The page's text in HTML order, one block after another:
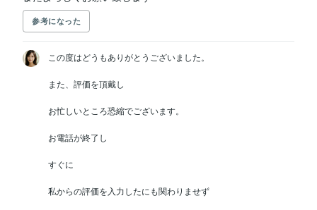
参考になった
この度はどうもありがとうございました。
また、評価を頂戴し
お忙しいところ恐縮でございます。
お電話が終了し
すぐに
私からの評価を入力したにも関わりませず